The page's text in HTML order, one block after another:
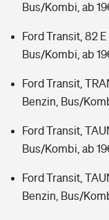
Bus/Kombi, ab
Ford Transit, 82
Bus/Kombi, ab
Ford Transit,
Benzin, Bus/
Ford Transit,
Bus/Kombi, ab
Ford Transit,
Benzin, Bus/